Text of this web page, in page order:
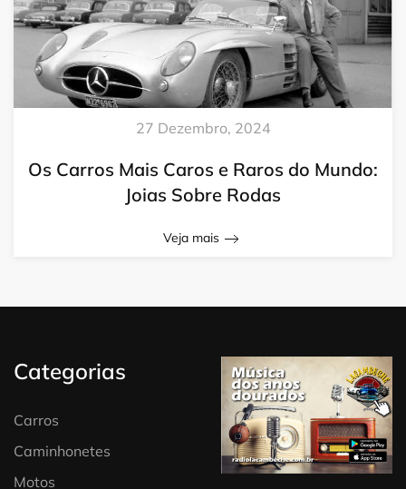
27 Dezembro, 2024
Os Carros Mais Caros e Raros do Mundo:
Joias Sobre Rodas
Veja mais
Categorias
Carros
Caminhonetes
Motos